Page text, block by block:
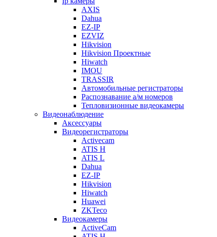
AXIS
Dahua
EZ-IP
EZVIZ
Hikvision
Hikvision Проектные
Hiwatch
IMOU
TRASSIR
Автомобильные регистраторы
Распознавание а/м номеров
Тепловизионные видеокамеры
Видеонаблюдение
Аксессуары
Видеорегистраторы
Activecam
ATIS H
ATIS L
Dahua
EZ-IP
Hikvision
Hiwatch
Huawei
ZKTeco
Видеокамеры
ActiveCam